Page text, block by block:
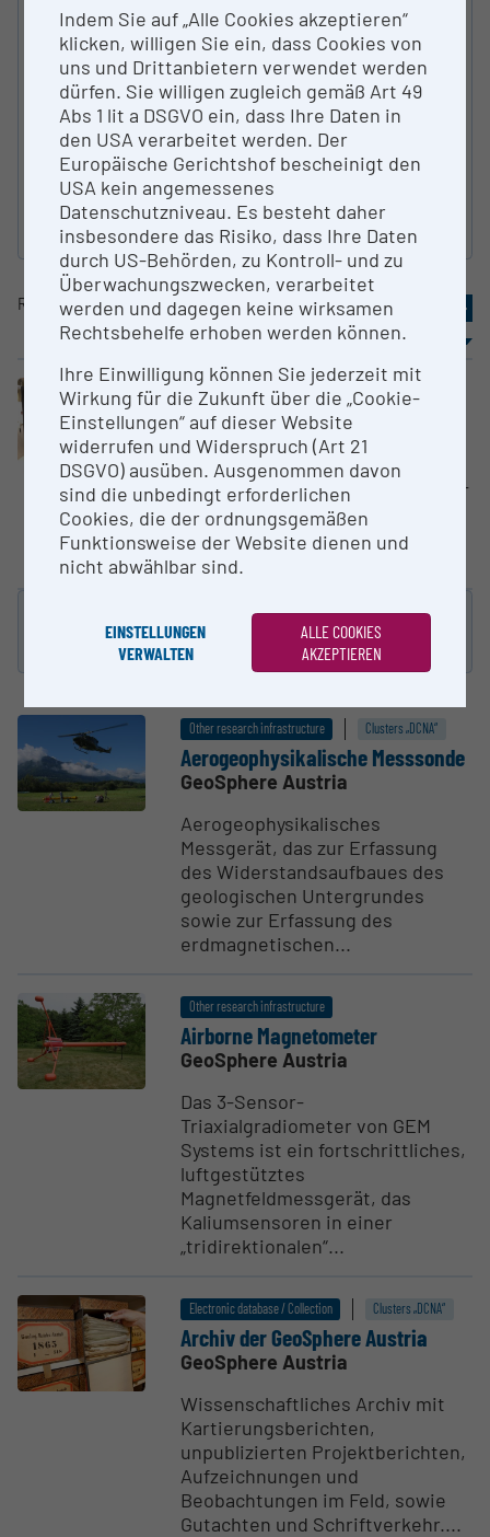
SEARCH
TYPE OF RESEARCH INFRA­STRUCTURE
AUSTRIAN FIELDS OF SCIENCES
reset
Result1-10of20 « 1
sorting Results per page
Large equipment Clusters „HPC“
HPC-Cluster HPE/CRAY XD2000
GeoSphere Austria
Cray XD2000 High--Performance-
Cluster (HPC) for operational
short-range weather prediction
modeling
The following results are available in german
language only.
Other research infrastructure Clusters „DCNA“
Aerogeo­physikalische Messsonde
GeoSphere Austria
Aerogeophysikalisches
Messgerät, das zur Erfassung
des Widerstandsaufbaues des
geologischen Untergrundes
sowie zur Erfassung des
erdmagnetischen...
Other research infrastructure
Airborne Magne­tometer
GeoSphere Austria
Das 3-Sensor-
Triaxialgradiometer von GEM
Systems ist ein fortschrittliches,
luftgestütztes
Magnetfeldmessgerät, das
Kaliumsensoren in einer
„tridirektionalen“...
Electronic database / Collection Clusters „DCNA“
Archiv der GeoSphere Austria
GeoSphere Austria
Wissenschaftliches Archiv mit
Kartierungsberichten,
unpublizierten Projektberichten,
Aufzeichnungen und
Beobachtungen im Feld, sowie
Gutachten und Schriftverkehr....
Indem Sie auf „Alle Cookies akzeptieren“
klicken, willigen Sie ein, dass Cookies von
uns und Drittanbietern verwendet werden
dürfen. Sie willigen zugleich gemäß Art 49
Abs 1 lit a DSGVO ein, dass Ihre Daten in
den USA verarbeitet werden. Der
Europäische Gerichtshof bescheinigt den
USA kein angemessenes
Datenschutzniveau. Es besteht daher
insbesondere das Risiko, dass Ihre Daten
durch US-Behörden, zu Kontroll- und zu
Überwachungszwecken, verarbeitet
werden und dagegen keine wirksamen
Rechtsbehelfe erhoben werden können.
Ihre Einwilligung können Sie jederzeit mit
Wirkung für die Zukunft über die „Cookie-
Einstellungen“ auf dieser Website
widerrufen und Widerspruch (Art 21
DSGVO) ausüben. Ausgenommen davon
sind die unbedingt erforderlichen
Cookies, die der ordnungsgemäßen
Funktionsweise der Website dienen und
nicht abwählbar sind.
EINSTELLUNGEN
VERWALTEN
ALLE COOKIES
AKZEPTIEREN